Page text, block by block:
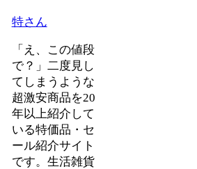
特さん
「え、この値段
で？」二度見し
てしまうような
超激安商品を20
年以上紹介して
いる特価品・セ
ール紹介サイト
です。生活雑貨